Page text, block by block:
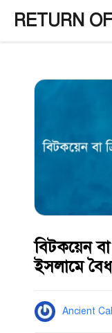
content
RETURN
বিটকয়েন বা
ইসলামে
Ancient